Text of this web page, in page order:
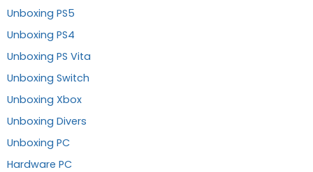
Unboxing PS5
Unboxing PS4
Unboxing PS Vita
Unboxing Switch
Unboxing Xbox
Unboxing Divers
Unboxing PC
Hardware PC